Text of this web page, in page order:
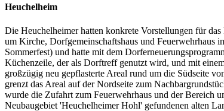
Heuchelheim
Die Heuchelheimer hatten konkrete Vorstellungen für
um Kirche, Dorfgemeinschaftshaus und Feuerwehrhaus
Sommerfest) und hatte mit dem
Küchenzeile, der als Dorftreff genutzt wird, und mit
großzügig neu gepflasterte Areal rund um die Südseite
grenzt das Areal auf der Nordseite zum
wurde die Zufahrt zum Feuerwehrhaus und der Bereich
Neubaugebiet 'Heuchelheimer Hohl' gefundenen alten